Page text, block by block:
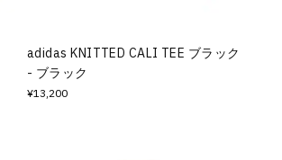
adidas KNITTED CALI TEE ブラック
- ブラック
¥13,200